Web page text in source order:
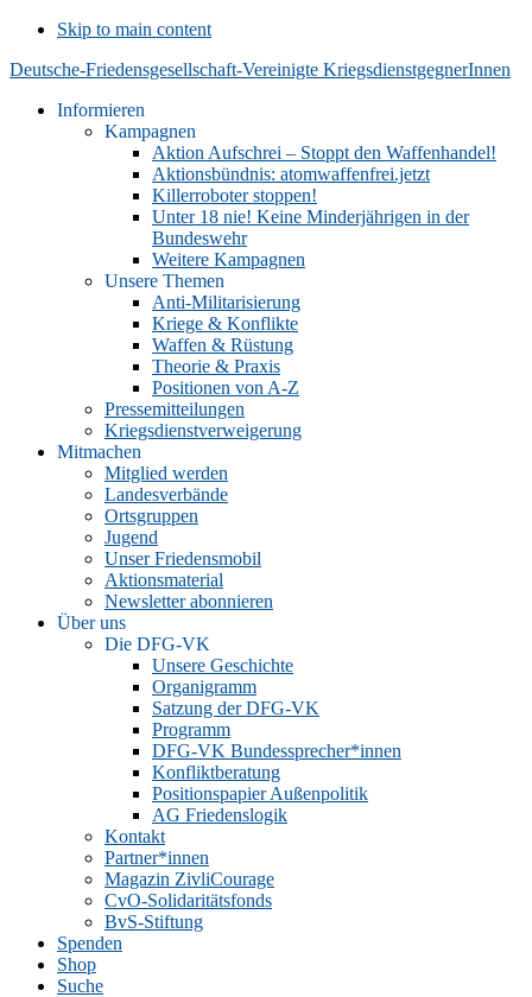
Skip to main content
Deutsche-Friedensgesellschaft-Vereinigte KriegsdienstgegnerInnen
Informieren
Kampagnen
Aktion Aufschrei – Stoppt den Waffenhandel!
Aktionsbündnis: atomwaffenfrei.jetzt
Killerroboter stoppen!
Unter 18 nie! Keine Minderjährigen in der
Bundeswehr
Weitere Kampagnen
Unsere Themen
Anti-Militarisierung
Kriege & Konflikte
Waffen & Rüstung
Theorie & Praxis
Positionen von A-Z
Pressemitteilungen
Kriegsdienstverweigerung
Mitmachen
Mitglied werden
Landesverbände
Ortsgruppen
Jugend
Unser Friedensmobil
Aktionsmaterial
Newsletter abonnieren
Über uns
Die DFG-VK
Unsere Geschichte
Organigramm
Satzung der DFG-VK
Programm
DFG-VK Bundessprecher*innen
Konfliktberatung
Positionspapier Außenpolitik
AG Friedenslogik
Kontakt
Partner*innen
Magazin ZivliCourage
CvO-Solidaritätsfonds
BvS-Stiftung
Spenden
Shop
Suche